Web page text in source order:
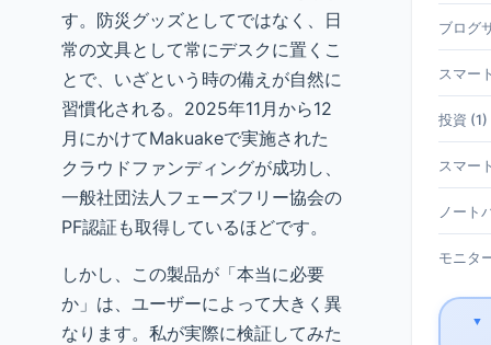
す。防災グッズとしてではなく、日
常の文具として常にデスクに置くこ
とで、いざという時の備えが自然に
習慣化される。2025年11月から12
月にかけてMakuakeで実施された
クラウドファンディングが成功し、
一般社団法人フェーズフリー協会の
PF認証も取得しているほどです。
しかし、この製品が「本当に必要
か」は、ユーザーによって大きく異
なります。私が実際に検証してみた
ブログ
スマー
投資 (1)
スマー
ノート
モニタ
▼